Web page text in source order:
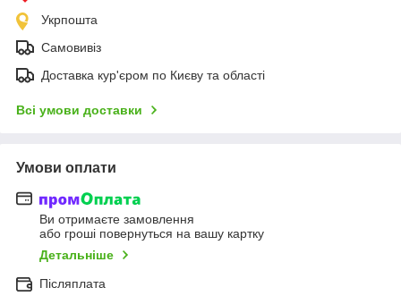
Укрпошта
Самовивіз
Доставка кур'єром по Києву та області
Всі умови доставки
Умови оплати
Ви отримаєте замовлення
або гроші повернуться на вашу картку
Детальніше
Післяплата